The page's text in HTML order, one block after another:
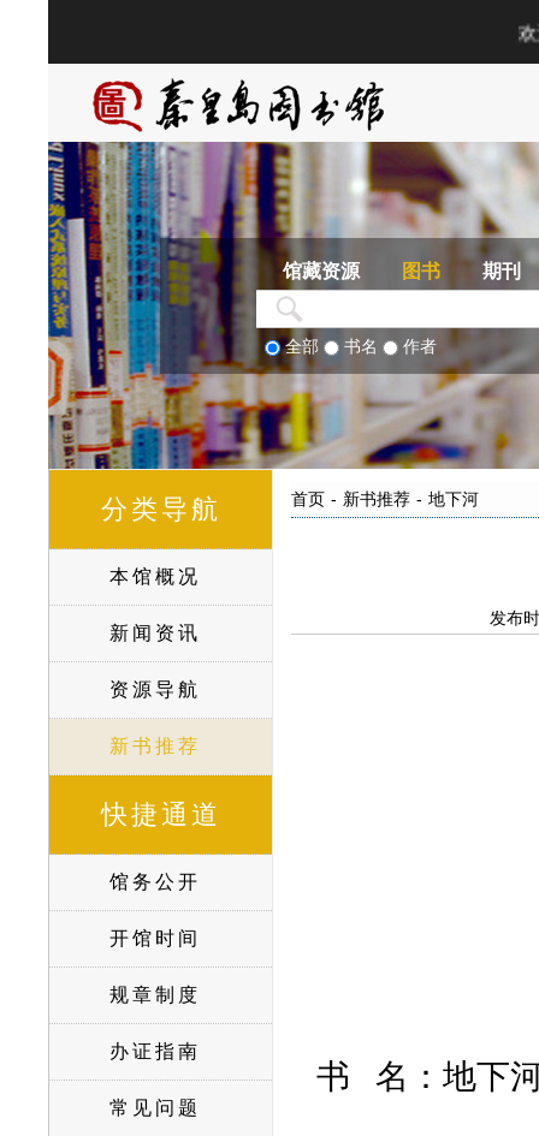
馆藏资源 图书 期刊
全部 书名 作者
分类导航
本馆概况
新闻资讯
资源导航
新书推荐
快捷通道
馆务公开
开馆时间
规章制度
办证指南
常见问题
首页 - 新书推荐 - 地下河
发布
书 名：地下